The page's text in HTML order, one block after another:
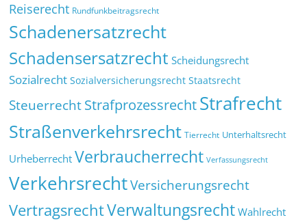
Reiserecht Rundfunkbeitragsrecht
Schadenersatzrecht
Schadensersatzrecht Scheidungsrecht
Sozialrecht Sozialversicherungsrecht Staatsrecht
SteuerrechtStrafprozessrechtStrafrecht
Straßenverkehrsrecht Tierrecht Unterhaltsrecht
Urheberrecht Verbraucherrecht Verfassungsrecht
VerkehrsrechtVersicherungsrecht
VertragsrechtVerwaltungsrecht Wahlrecht